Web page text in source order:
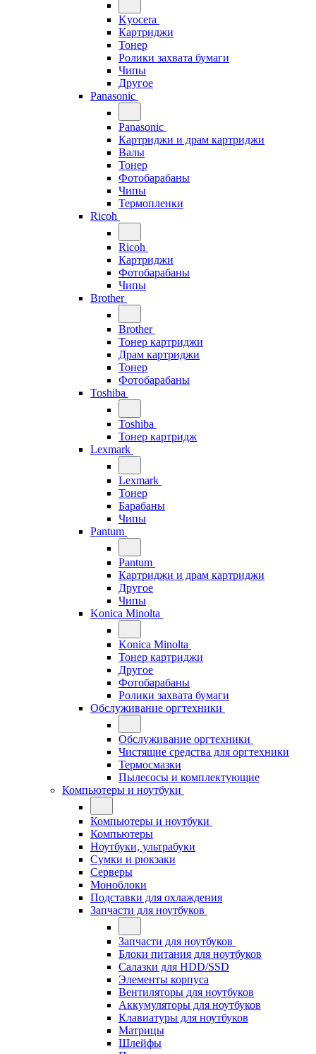
Kyocera
Картриджи
Тонер
Ролики захвата бумаги
Чипы
Другое
Panasonic
Panasonic
Картриджи и драм картриджи
Валы
Тонер
Фотобарабаны
Чипы
Термопленки
Ricoh
Ricoh
Картриджи
Фотобарабаны
Чипы
Brother
Brother
Тонер картриджи
Драм картриджи
Тонер
Фотобарабаны
Toshiba
Toshiba
Тонер картридж
Lexmark
Lexmark
Тонер
Барабаны
Чипы
Pantum
Pantum
Картриджи и драм картриджи
Другое
Чипы
Konica Minolta
Konica Minolta
Тонер картриджи
Другое
Фотобарабаны
Ролики захвата бумаги
Обслуживание оргтехники
Обслуживание оргтехники
Чистящие средства для оргтехники
Термосмазки
Пылесосы и комплектующие
Компьютеры и ноутбуки
Компьютеры и ноутбуки
Компьютеры
Ноутбуки, ультрабуки
Сумки и рюкзаки
Серверы
Моноблоки
Подставки для охлаждения
Запчасти для ноутбуков
Запчасти для ноутбуков
Блоки питания для ноутбуков
Салазки для HDD/SSD
Элементы корпуса
Вентиляторы для ноутбуков
Аккумуляторы для ноутбуков
Клавиатуры для ноутбуков
Матрицы
Шлейфы